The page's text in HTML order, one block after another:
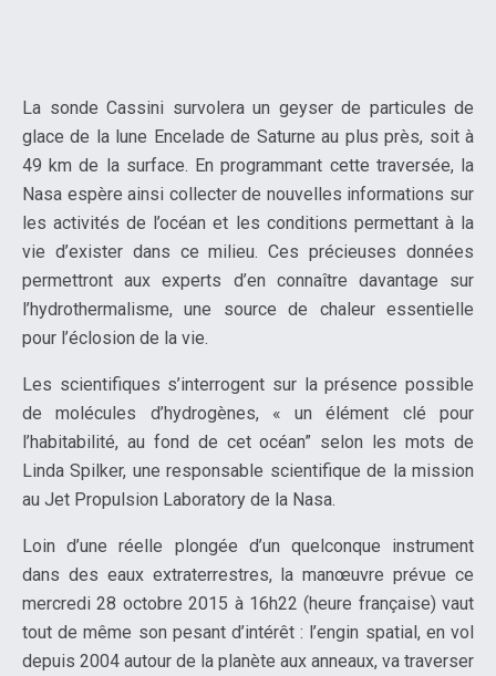
La sonde Cassini survolera un geyser de particules de
glace de la lune Encelade de Saturne au plus près, soit à
49 km de la surface. En programmant cette traversée, la
Nasa espère ainsi collecter de nouvelles informations sur
les activités de l’océan et les conditions permettant à la
vie d’exister dans ce milieu. Ces précieuses données
permettront aux experts d’en connaître davantage sur
l’hydrothermalisme, une source de chaleur essentielle
pour l’éclosion de la vie.
Les scientifiques s’interrogent sur la présence possible
de molécules d’hydrogènes, « un élément clé pour
l’habitabilité, au fond de cet océan” selon les mots de
Linda Spilker, une responsable scientifique de la mission
au Jet Propulsion Laboratory de la Nasa.
Loin d’une réelle plongée d’un quelconque instrument
dans des eaux extraterrestres, la manœuvre prévue ce
mercredi 28 octobre 2015 à 16h22 (heure française) vaut
tout de même son pesant d’intérêt : l’engin spatial, en vol
depuis 2004 autour de la planète aux anneaux, va traverser